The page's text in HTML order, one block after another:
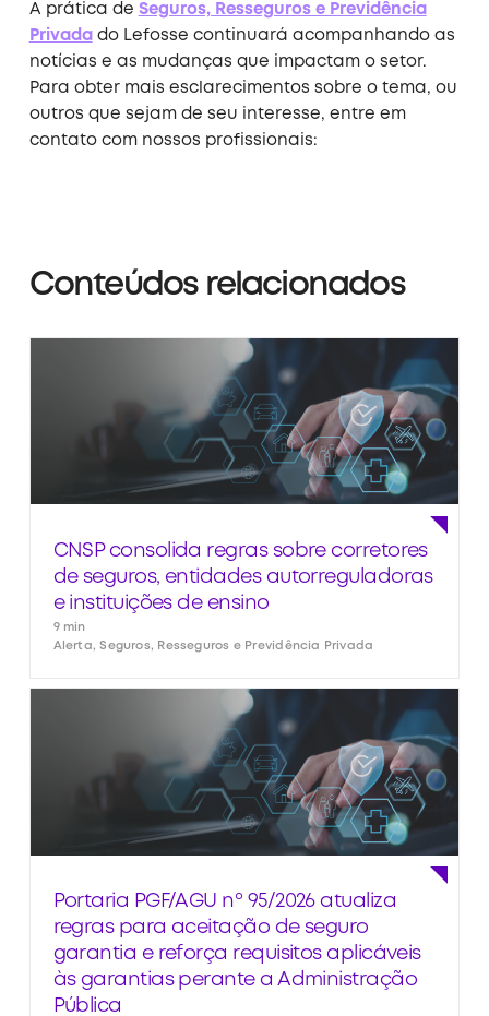
A prática de Seguros, Resseguros e Previdência
Privadado Lefosse continuará acompanhando as
notícias e as mudanças que impactam o setor.
Para obter mais esclarecimentos sobre o tema, ou
outros que sejam de seu interesse, entre em
contato com nossos profissionais:
Conteúdos relacionados
CNSP consolida regras sobre corretores
de seguros, entidades autorreguladoras
e instituições de ensino
9 min
Alerta, Seguros, Resseguros e Previdência Privada
Portaria PGF/AGU nº 95/2026 atualiza
regras para aceitação de seguro
garantia e reforça requisitos aplicáveis
às garantias perante a Administração
Pública